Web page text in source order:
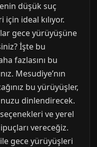
düşük suç
ideal kılıyor.
gece yürüyüşüne
İşte bu
fazlasını bu
Mesudiye’nın
bu yürüyüşler,
dinlendirecek.
ve yerel
vereceğiz.
gece yürüyüşleri